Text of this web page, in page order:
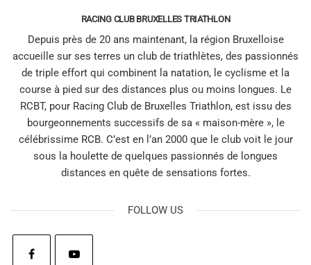
RACING CLUB BRUXELLES TRIATHLON
Depuis près de 20 ans maintenant, la région Bruxelloise
accueille sur ses terres un club de triathlètes, des passionnés
de triple effort qui combinent la natation, le cyclisme et la
course à pied sur des distances plus ou moins longues. Le
RCBT, pour Racing Club de Bruxelles Triathlon, est issu des
bourgeonnements successifs de sa « maison-mère », le
célébrissime RCB. C’est en l’an 2000 que le club voit le jour
sous la houlette de quelques passionnés de longues
distances en quête de sensations fortes.
FOLLOW US